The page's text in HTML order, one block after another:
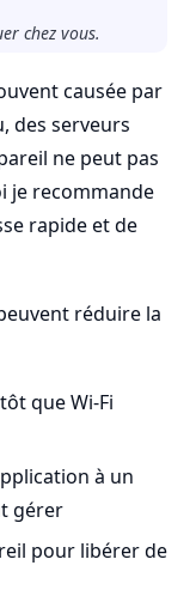
chez vous.
causée par
des serveurs
ne peut pas
je recommande
rapide et de
réduire la
que Wi‑Fi
à un
gérer
pour libérer de